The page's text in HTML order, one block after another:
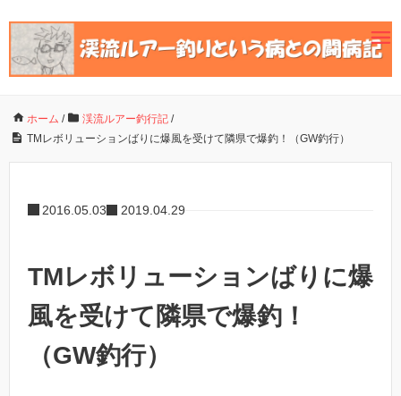
ホーム / 渓流ルアー釣行記 /
TMレボリューションばりに爆風を受けて隣県で爆釣！（GW釣行）
2016.05.03 2019.04.29
TMレボリューションばりに爆
風を受けて隣県で爆釣！
（GW釣行）